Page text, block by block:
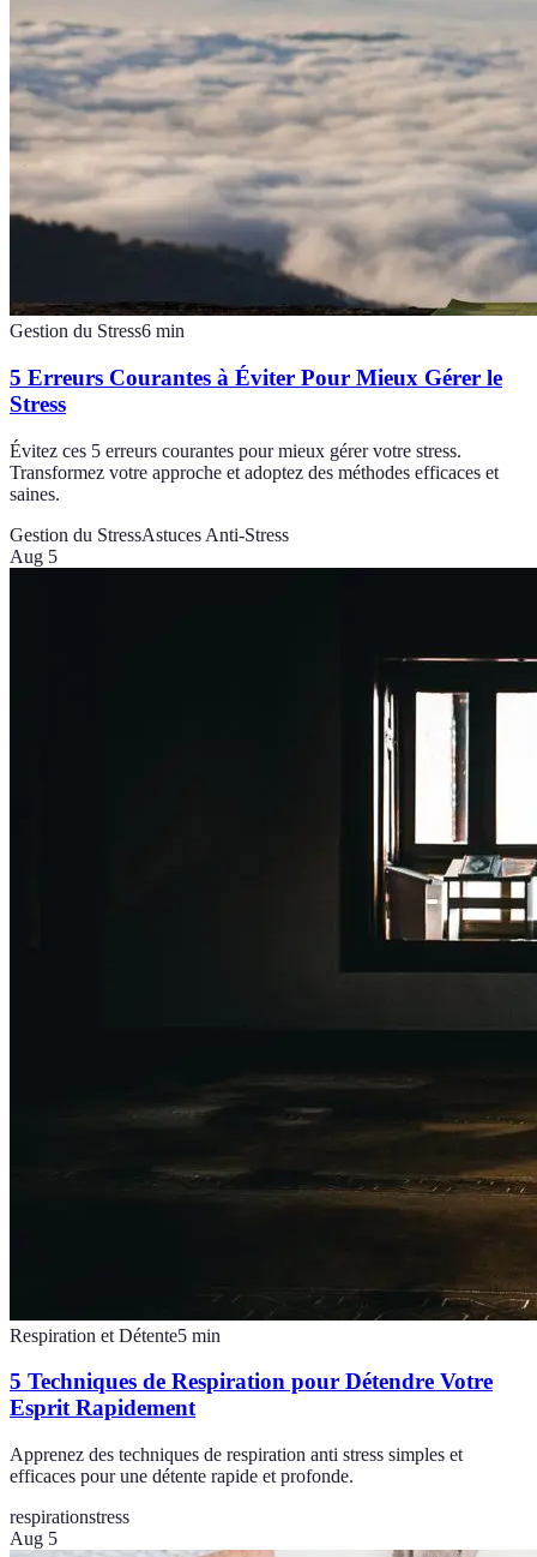
Gestion du Stress6 min
5 Erreurs Courantes à Éviter Pour Mieux Gérer le
Stress
Évitez ces 5 erreurs courantes pour mieux gérer votre stress.
Transformez votre approche et adoptez des méthodes efficaces et
saines.
Gestion du StressAstuces Anti-Stress
Aug 5
Respiration et Détente5 min
5 Techniques de Respiration pour Détendre Votre
Esprit Rapidement
Apprenez des techniques de respiration anti stress simples et
efficaces pour une détente rapide et profonde.
respirationstress
Aug 5